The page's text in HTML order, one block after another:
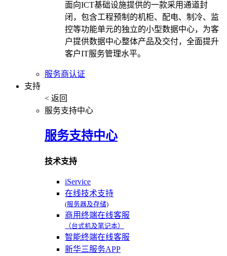
面向ICT基础设施提供的一款采用通道封
闭，包含工程预制的机柜、配电、制冷、监
控等功能单元的独立的小型数据中心，为客
户提供数据中心整体产品及交付，全面提升
客户IT服务管理水平。
服务商认证
支持
< 返回
服务支持中心
服务支持中心
技术支持
iService
在线技术支持
(服务器及存储)
商用终端在线客服
（台式机及笔记本）
智能终端在线客服
新华三服务APP